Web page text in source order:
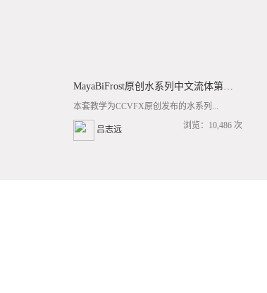
MayaBiFrost原创水系列中文流体第三套BF基础/高阶案例全流程教学
本套教学为CCVFX原创发布的水系列...
吕志远 浏览：10,486 次